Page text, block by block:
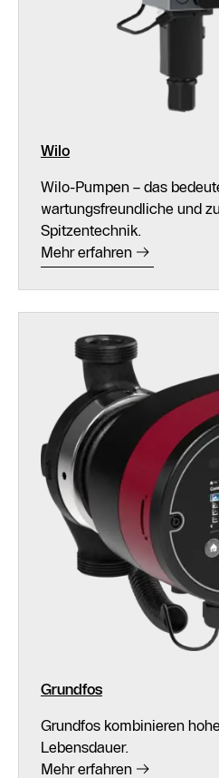
Wilo
Wilo-Pumpen – das
wartungsfreundliche und
Spitzentechnik.
Mehr erfahren
Grundfos
Grundfos kombinieren
Lebensdauer.
Mehr erfahren